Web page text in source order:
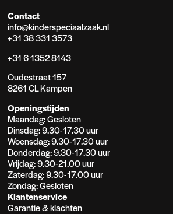
Contact
info@kinderspeciaalzaak.nl
+31 38 331 3573
+31 6 1352 8143
Oudestraat 157
8261 CL Kampen
Openingstijden
Maandag: Gesloten
Dinsdag: 9.30-17.30 uur
Woensdag: 9.30-17.30 uur
Donderdag: 9.30-17.30 uur
Vrijdag: 9.30-21.00 uur
Zaterdag: 9.30-17.00 uur
Zondag: Gesloten
Klantenservice
Garantie & klachten